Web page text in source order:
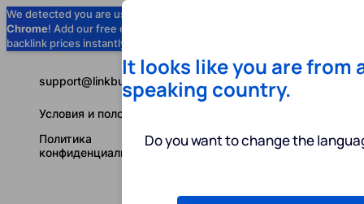
We detected you are using
Chrome! Add our free extension to check
backlink prices instantly as you browse.
support@linkbuilder.com
Условия и положения
Политика
конфиденциальности
It looks like you are from
speaking country.
Do you want to change the